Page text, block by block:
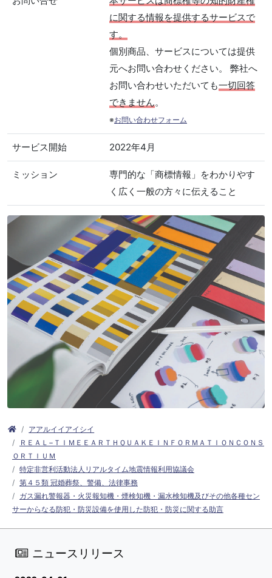
に関する情報を提供するサービスで
す。
個別商品、サービスについては提供
元へお問い合わせください。 弊社へ
お問い合わせいただいても一切回答
できません。
※お問い合わせフォーム
サービス開始 2022年4月
ミッション
専門的な「商標情報」をわかりやす
く広く一般の方々に伝えること
アアルイイアイシイ
ＲＥＡＬ−ＴＩＭＥＥＡＲＴＨＱＵＡＫＥＩＮＦＯＲＭＡＴＩＯＮＣＯＮＳ
ＯＲＴＩＵＭ
特定非営利活動法人リアルタイム地震情報利用協議会
第４５類 冠婚葬祭、警備、法律事務
ガス漏れ警報器・火災報知機・煙検知機・漏水検知機及びその他各種セン
サーからなる防犯・防災設備を使用した防犯・防災に関する助言
ニュースリリース